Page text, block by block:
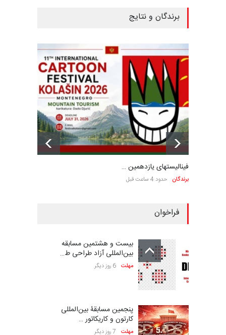
برندگان و نتایج
فینالیستهای یازدهمین …
برندگان حدود 4 ساعت قبل
فراخوان
بیست و هشتمین مسابقه
بین‌المللی آزاد طراحی ط…
مهلت 6 روز دیگر
پنجمین مسابقۀ بین‌المللی
کارتون و کاریکاتور …
مهلت 7 روز دیگر